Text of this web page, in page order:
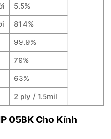
5.5%
81.4%
99.9%
79%
63%
2 ply / 1.5mil
05BK Cho Kính